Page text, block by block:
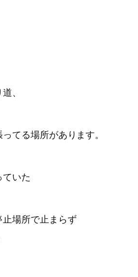
、
てる場所があります。
いた
場所で止まらず